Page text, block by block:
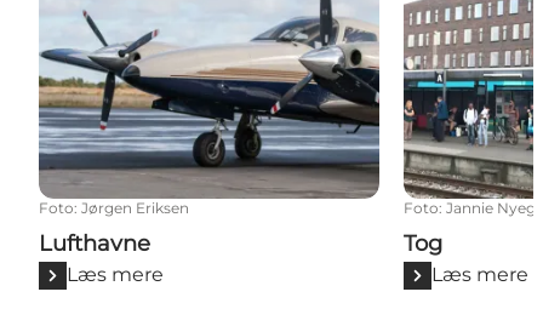
Foto: Jørgen Eriksen
Lufthavne
Læs mere
Foto: Jannie
Tog
Læs mere